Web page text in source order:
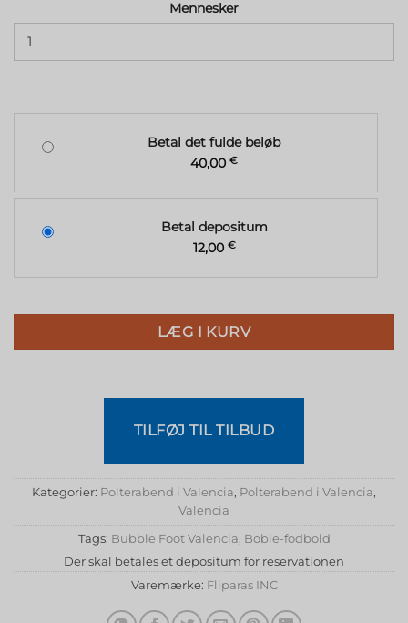
Mennesker
Betal det fulde beløb
40,00 €
Betal depositum
12,00 €
LÆG I KURV
TILFØJ TIL TILBUD
Kategorier: Polterabend i Valencia, Polterabend i Valencia,
Valencia
Tags: Bubble Foot Valencia, Boble-fodbold
Der skal betales et depositum for reservationen
Varemærke: Fliparas INC